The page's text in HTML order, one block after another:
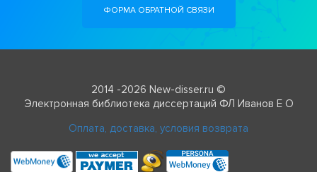
ФОРМА ОБРАТНОЙ СВЯЗИ
2014 -2026 New-disser.ru ©
Электронная библиотека диссертаций ФЛ Иванов Е О
Оплата, доставка, условия возврата